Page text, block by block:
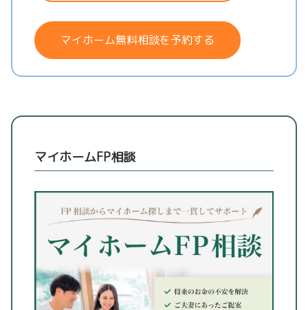
マイホーム無料相談を予約する
マイホームFP相談